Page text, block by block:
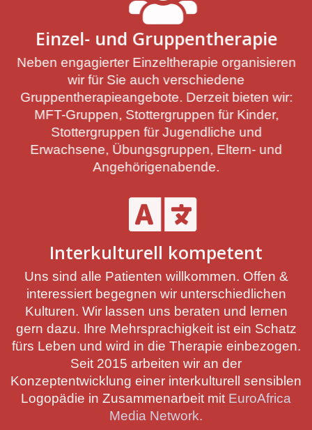
Einzel- und Gruppentherapie
Neben engagierter Einzeltherapie organisieren
wir für Sie auch verschiedene
Gruppentherapieangebote. Derzeit bieten wir:
MFT-Gruppen, Stottergruppen für Kinder,
Stottergruppen für Jugendliche und
Erwachsene, Übungsgruppen, Eltern- und
Angehörigenabende.
Interkulturell kompetent
Uns sind alle Patienten willkommen. Offen &
interessiert begegnen wir unterschiedlichen
Kulturen. Wir lassen uns beraten und lernen
gern dazu. Ihre Mehrsprachigkeit ist ein Schatz
fürs Leben und wird in die Therapie einbezogen.
Seit 2015 arbeiten wir an der
Konzeptentwicklung einer interkulturell sensiblen
Logopädie in Zusammenarbeit mit EuroAfrica
Media Network.